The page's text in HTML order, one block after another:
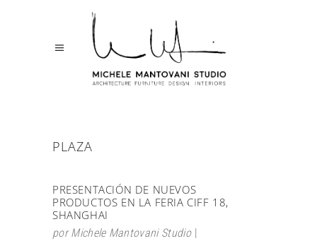
PLAZA
PRESENTACIÓN DE NUEVOS
PRODUCTOS EN LA FERIA CIFF 18,
SHANGHAI
porMichele Mantovani Studio